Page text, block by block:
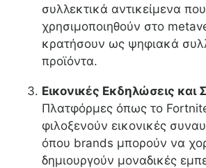
συλλεκτικά αντικείμενα
χρησιμοποιηθούν στο
κρατήσουν ως ψηφιακά
προϊόντα.
Εικονικές Εκδηλώσεις και
Πλατφόρμες όπως το
φιλοξενούν εικονικές
όπου brands μπορούν να
δημιουργούν μοναδικές